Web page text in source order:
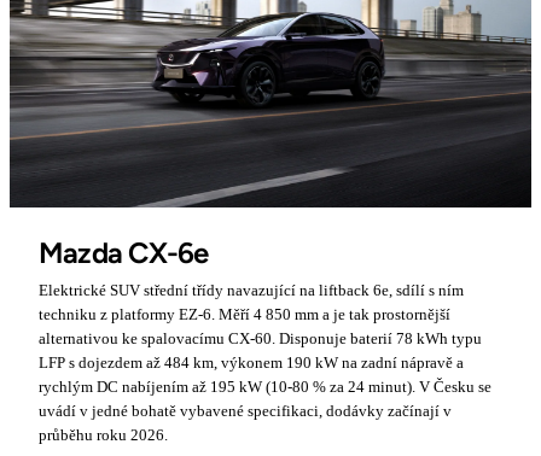
Mazda CX-6e
Elektrické SUV střední třídy navazující na liftback 6e, sdílí s ním
techniku z platformy EZ-6. Měří 4 850 mm a je tak prostornější
alternativou ke spalovacímu CX-60. Disponuje baterií 78 kWh typu
LFP s dojezdem až 484 km, výkonem 190 kW na zadní nápravě a
rychlým DC nabíjením až 195 kW (10-80 % za 24 minut). V Česku se
uvádí v jedné bohatě vybavené specifikaci, dodávky začínají v
průběhu roku 2026.